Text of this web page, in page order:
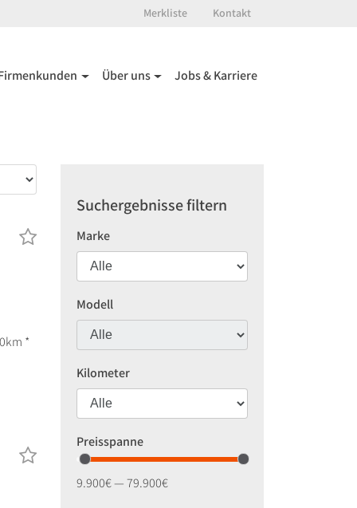
Über uns Jobs & Karriere
Merkliste Kontakt
*
Suchergebnisse filtern
Marke
Modell
Kilometer
Preisspanne
9.900€ — 79.900€